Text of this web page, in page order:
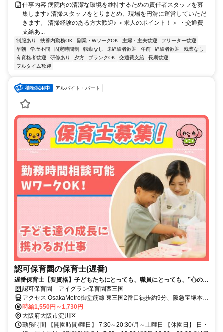
仕事内容 病院内の清潔な環境を維持するための責任者スタッフを募
集します♪ 清掃スタッフをとりまとめ、現場を円滑に運営していただ
きます。 清掃経験のある方大歓迎♪ ＜求人のポイント！＞ ・交通費
支給あ...
制服あり 扶養内勤務OK 副業・WワークOK 主婦・主夫歓迎
フリーター歓迎
早朝
学歴不問 固定時間制 転勤なし 未経験者歓迎 午前 経験者歓迎
残業なし
有資格者歓迎
研修あり 夕方 ブランクOK 交通費支給
長期歓迎
フルタイム歓迎
アルバイト・パート
認可保育園の保育士(遅番)
遅番保育士【要資格】子どもたちにとっても、職員にとっても、”心の基
地”となる保育園を目指しています！
認可保育園 アイグラン保育園西三国
アクセス OsakaMetro御堂筋線 東三国2番口徒歩約9分、阪急宝塚本線
三国（大阪府）中央出口(ヴュール)徒歩約13分、ＪＲ東海道本線 東淀
川西出口徒歩約20分
時給1,550円～1,730円
大阪府大阪市淀川区
勤務時間 【開園時間/曜日】 7:30～20:30/月～土曜日 【休園日】 日・